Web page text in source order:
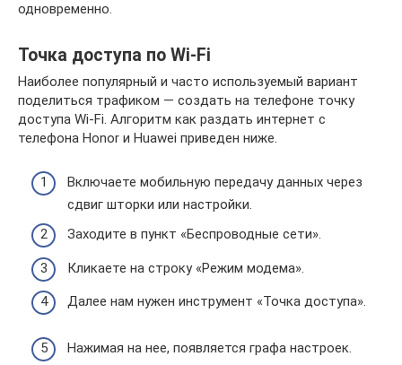
одновременно.
Точка доступа по Wi-Fi
Наиболее популярный и часто используемый вариант
поделиться трафиком — создать на телефоне точку
доступа Wi-Fi. Алгоритм как раздать интернет с
телефона Honor и Huawei приведен ниже.
Включаете мобильную передачу данных через
сдвиг шторки или настройки.
Заходите в пункт «Беспроводные сети».
Кликаете на строку «Режим модема».
Далее нам нужен инструмент «Точка доступа».
Нажимая на нее, появляется графа настроек.